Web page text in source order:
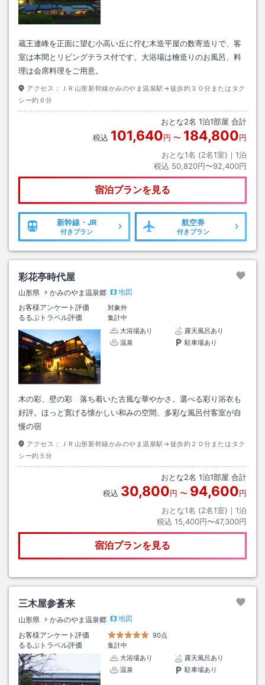
蔵王連峰を正面に望む小高い丘に佇む木造平屋の数寄造りで、客
室は本間とリビングテラス付です。大浴場は檜造りのお風呂、料
理は会席料理をご用意。
アクセス：
ＪＲ山形新幹線かみのやま温泉駅→徒歩約３０分またはタク
シー約６分
おとな2名 1泊1部屋 合計
税込 101,640円 〜 184,800円
おとな1名 (2名1室)｜ 1泊
税込 50,820円〜92,400円
宿泊プランを見る
新幹線・JR
付きプラン
航空券
付きプラン
彩花亭時代屋
山形県 かみのやま温泉郷
地図
お客様アンケート評価
対象外
るるぶトラベル評価
集計中
大浴場あり
露天風呂あり
温泉
駐車場あり
木の彩、壁の彩 落ち着いた古風な華やかさ。選べる彩り浴衣も
好評。ほっと寛げる懐かしい和みの空間、多彩な風呂付客室が自
慢の宿
アクセス：
ＪＲ山形新幹線かみのやま温泉駅→徒歩約２０分またはタク
シー約５分
おとな2名 1泊1部屋 合計
税込 30,800円 〜 94,600円
おとな1名 (2名1室)｜ 1泊
税込 15,400円〜47,300円
宿泊プランを見る
三木屋参蒼来
山形県 かみのやま温泉郷
地図
お客様アンケート評価
90点
るるぶトラベル評価
集計中
大浴場あり
露天風呂あり
温泉
駐車場あり